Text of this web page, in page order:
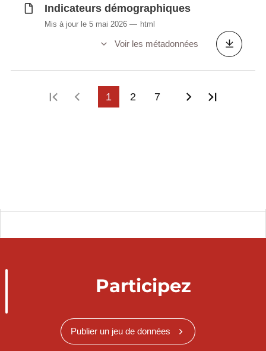
données LUSTAT
Indicateurs démographiques
Mis à jour le 5 mai 2026 html
Voir les métadonnées
Première page
Page précédente
1 2 7 Page
Participez
Publier un jeu de données